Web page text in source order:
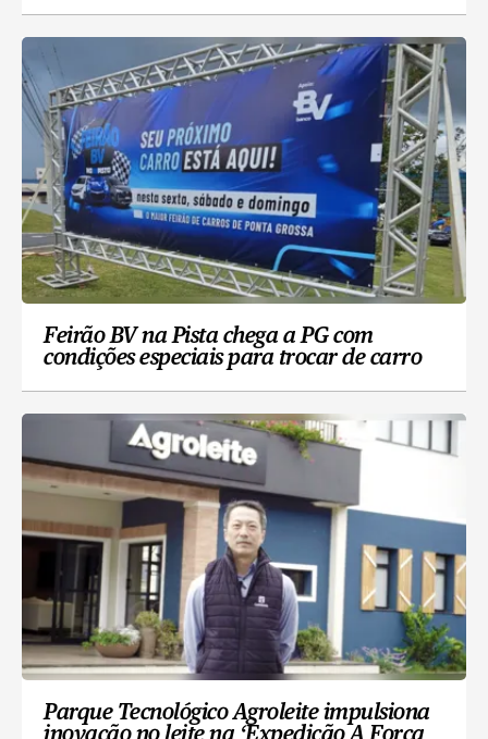
Feirão BV na Pista chega a PG com
condições especiais para trocar de carro
Parque Tecnológico Agroleite impulsiona